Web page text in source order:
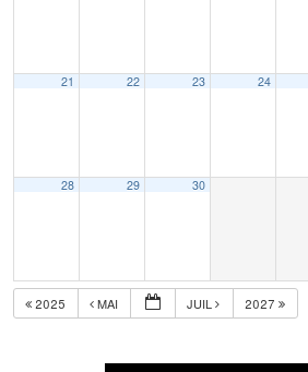
21 22 23 24
28 29 30
2025 MAI JUIL 2027